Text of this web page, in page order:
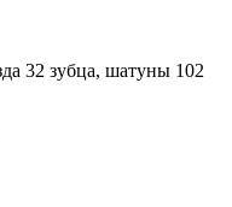
32 зубца, шатуны 102